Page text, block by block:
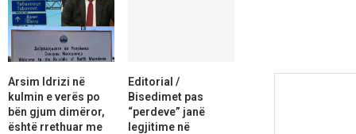
Arsim Idrizi në
kulmin e verës po
bën gjum dimëror,
është rrethuar me
Editorial /
Bisedimet pas
“perdeve” janë
legjitime në